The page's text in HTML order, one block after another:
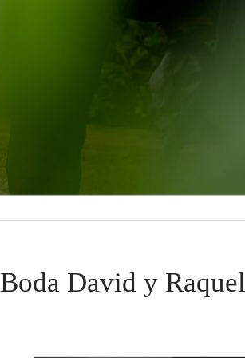
Boda David y Raquel